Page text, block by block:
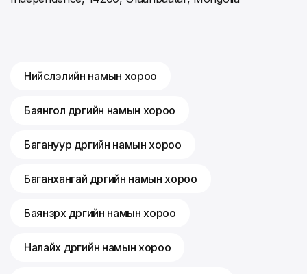
Нийслэлийн намын хороо
Баянгол дүүргийн намын хороо
Багануур дүүргийн намын хороо
Баганхангай дүүргийн намын хороо
Баянзүрх дүүргийн намын хороо
Налайх дүүргийн намын хороо